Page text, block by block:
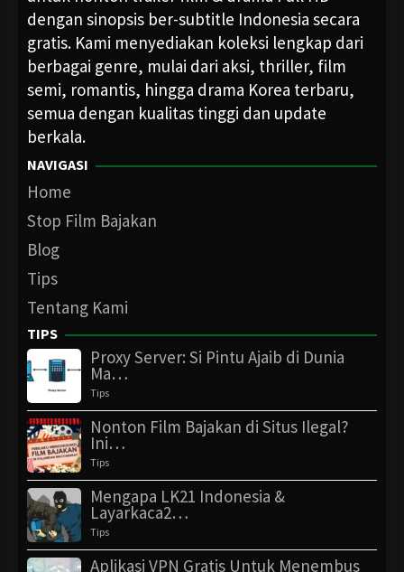
dengan sinopsis ber-subtitle Indonesia secara
gratis. Kami menyediakan koleksi lengkap dari
berbagai genre, mulai dari aksi, thriller, film
semi, romantis, hingga drama Korea terbaru,
semua dengan kualitas tinggi dan update
berkala.
NAVIGASI
Home
Stop Film Bajakan
Blog
Tips
Tentang Kami
TIPS
Proxy Server: Si Pintu Ajaib di Dunia
Ma…
Tips
Nonton Film Bajakan di Situs Ilegal?
Ini…
Tips
Mengapa LK21 Indonesia &
Layarkaca2…
Tips
Aplikasi VPN Gratis Untuk Menembus